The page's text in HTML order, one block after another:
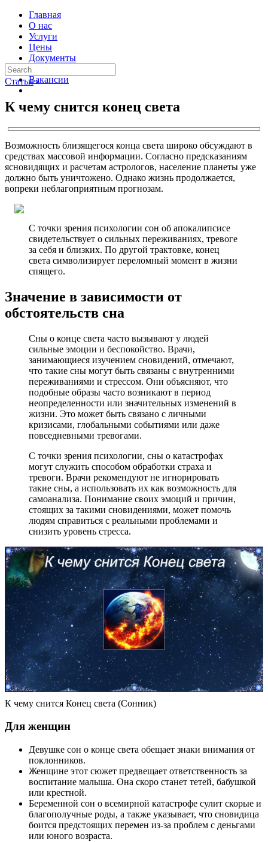
Главная
О нас
Услуги
Цены
Документы
Контакты
Вакансии
Статьи ›
К чему снится конец света
Возможность близящегося конца света широко обсуждают в
средствах массовой информации. Согласно предсказаниям
ясновидящих и расчетам астрологов, население планеты уже
должно быть уничтожено. Однако жизнь продолжается,
вопреки неблагоприятным прогнозам.
С точки зрения психологии сон об апокалипсисе
свидетельствует о сильных переживаниях, тревоге
за себя и близких. По другой трактовке, конец
света символизирует переломный момент в жизни
спящего.
Значение в зависимости от
обстоятельств сна
Сны о конце света часто вызывают у людей
сильные эмоции и беспокойство. Врачи,
занимающиеся изучением сновидений, отмечают,
что такие сны могут быть связаны с внутренними
переживаниями и стрессом. Они объясняют, что
подобные образы часто возникают в период
неопределенности или значительных изменений в
жизни. Это может быть связано с личными
кризисами, глобальными событиями или даже
повседневными тревогами.
С точки зрения психологии, сны о катастрофах
могут служить способом обработки страха и
тревоги. Врачи рекомендуют не игнорировать
такие сны, а использовать их как возможность для
самоанализа. Понимание своих эмоций и причин,
стоящих за такими сновидениями, может помочь
людям справиться с реальными проблемами и
снизить уровень стресса.
К чему снится Конец света (Сонник)
Для женщин
Девушке сон о конце света обещает знаки внимания от
поклонников.
Женщине этот сюжет предвещает ответственность за
воспитание малыша. Она скоро станет тетей, бабушкой
или крестной.
Беременной сон о всемирной катастрофе сулит скорые и
благополучные роды, а также указывает, что сновидица
боится предстоящих перемен из-за проблем с деньгами
или юного возраста.